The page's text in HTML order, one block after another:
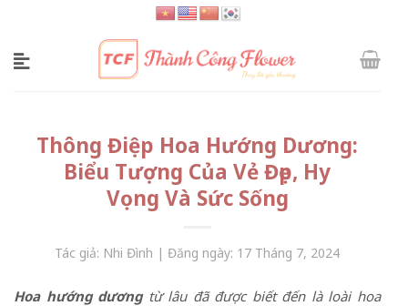
content
Thông Điệp Hoa Hướng Dương:
Biểu Tượng Của Vẻ Đẹp, Hy
Vọng Và Sức Sống
Tác giả: Nhi Đình | Đăng ngày: 17 Tháng 7, 2024
Hoa hướng dươngtừ lâu đã được biết đến là loài hoa